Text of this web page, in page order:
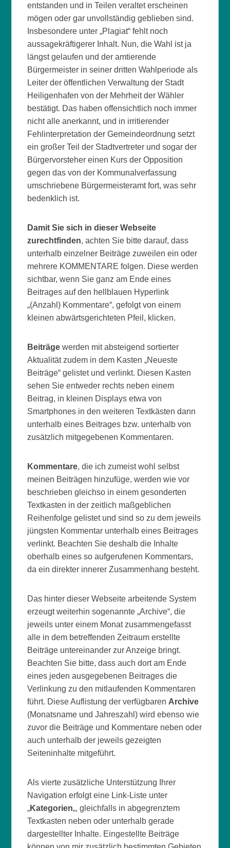
entstanden und in Teilen veraltet erscheinen
mögen oder gar unvollständig geblieben sind.
Insbesondere unter „Plagiat“ fehlt noch
aussagekräftigerer Inhalt. Nun, die Wahl ist ja
längst gelaufen und der amtierende
Bürgermeister in seiner dritten Wahlperiode als
Leiter der öffentlichen Verwaltung der Stadt
Heiligenhafen von der Mehrheit der Wähler
bestätigt. Das haben offensichtlich noch immer
nicht alle anerkannt, und in irritierender
Fehlinterpretation der Gemeindeordnung setzt
ein großer Teil der Stadtvertreter und sogar der
Bürgervorsteher einen Kurs der Opposition
gegen das von der Kommunalverfassung
umschriebene Bürgermeisteramt fort, was sehr
bedenklich ist.
Damit Sie sich in dieser Webseite
zurechtfinden, achten Sie bitte darauf, dass
unterhalb einzelner Beiträge zuweilen ein oder
mehrere KOMMENTARE folgen. Diese werden
sichtbar, wenn Sie ganz am Ende eines
Beitrages auf den hellblauen Hyperlink
„(Anzahl) Kommentare“, gefolgt von einem
kleinen abwärtsgerichteten Pfeil, klicken.
Beiträge werden mit absteigend sortierter
Aktualität zudem in dem Kasten „Neueste
Beiträge“ gelistet und verlinkt. Diesen Kasten
sehen Sie entweder rechts neben einem
Beitrag, in kleinen Displays etwa von
Smartphones in den weiteren Textkästen dann
unterhalb eines Beitrages bzw. unterhalb von
zusätzlich mitgegebenen Kommentaren.
Kommentare, die ich zumeist wohl selbst
meinen Beiträgen hinzufüge, werden wie vor
beschrieben gleichso in einem gesonderten
Textkasten in der zeitlich maßgeblichen
Reihenfolge gelistet und sind so zu dem jeweils
jüngsten Kommentar unterhalb eines Beitrages
verlinkt. Beachten Sie deshalb die Inhalte
oberhalb eines so aufgerufenen Kommentars,
da ein direkter innerer Zusammenhang besteht.
Das hinter dieser Webseite arbeitende System
erzeugt weiterhin sogenannte „Archive“, die
jeweils unter einem Monat zusammengefasst
alle in dem betreffenden Zeitraum erstellte
Beiträge untereinander zur Anzeige bringt.
Beachten Sie bitte, dass auch dort am Ende
eines jeden ausgegebenen Beitrages die
Verlinkung zu den mitlaufenden Kommentaren
führt. Diese Auflistung der verfügbaren Archive
(Monatsname und Jahreszahl) wird ebenso wie
zuvor die Beiträge und Kommentare neben oder
auch unterhalb der jeweils gezeigten
Seiteninhalte mitgeführt.
Als vierte zusätzliche Unterstützung Ihrer
Navigation erfolgt eine Link-Liste unter
„Kategorien„, gleichfalls in abgegrenztem
Textkasten neben oder unterhalb gerade
dargestellter Inhalte. Eingestellte Beiträge